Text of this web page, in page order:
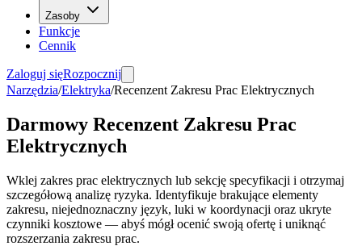
Zasoby
Funkcje
Cennik
Zaloguj sięRozpocznij
Narzędzia/Elektryka/Recenzent Zakresu Prac Elektrycznych
Darmowy Recenzent Zakresu Prac
Elektrycznych
Wklej zakres prac elektrycznych lub sekcję specyfikacji i otrzymaj
szczegółową analizę ryzyka. Identyfikuje brakujące elementy
zakresu, niejednoznaczny język, luki w koordynacji oraz ukryte
czynniki kosztowe — abyś mógł ocenić swoją ofertę i uniknąć
rozszerzania zakresu prac.